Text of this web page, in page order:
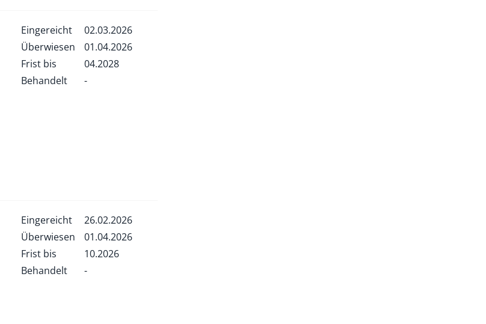
Eingereicht
02.03.2026
Überwiesen
01.04.2026
Frist bis
04.2028
Behandelt
-
Eingereicht
26.02.2026
Überwiesen
01.04.2026
Frist bis
10.2026
Behandelt
-